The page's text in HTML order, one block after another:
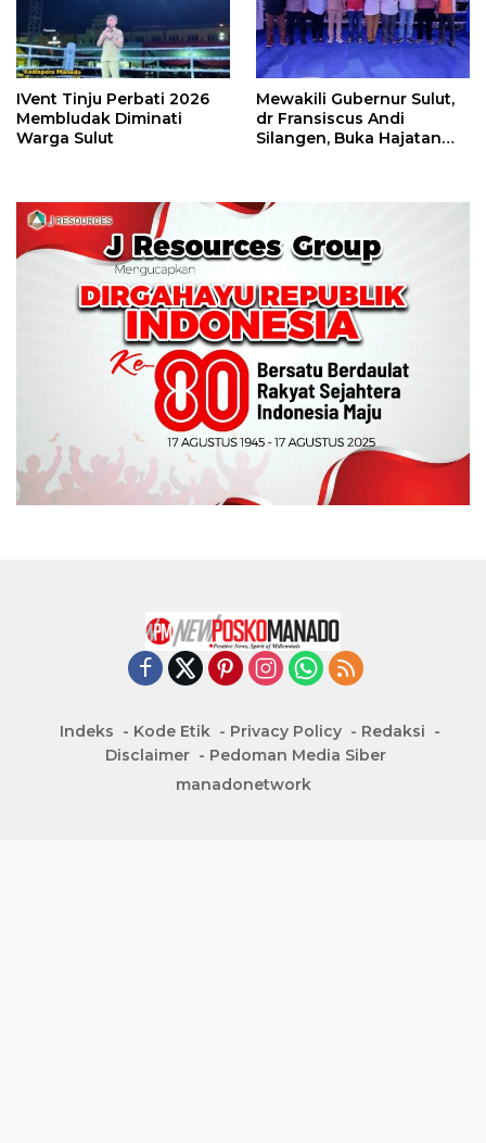
IVent Tinju Perbati 2026
Membludak Diminati
Warga Sulut
Mewakili Gubernur Sulut,
dr Fransiscus Andi
Silangen, Buka Hajatan
Indeks Kode Etik Privacy Policy
Redaksi
Disclaimer
Pedoman Media Siber
manadonetwork